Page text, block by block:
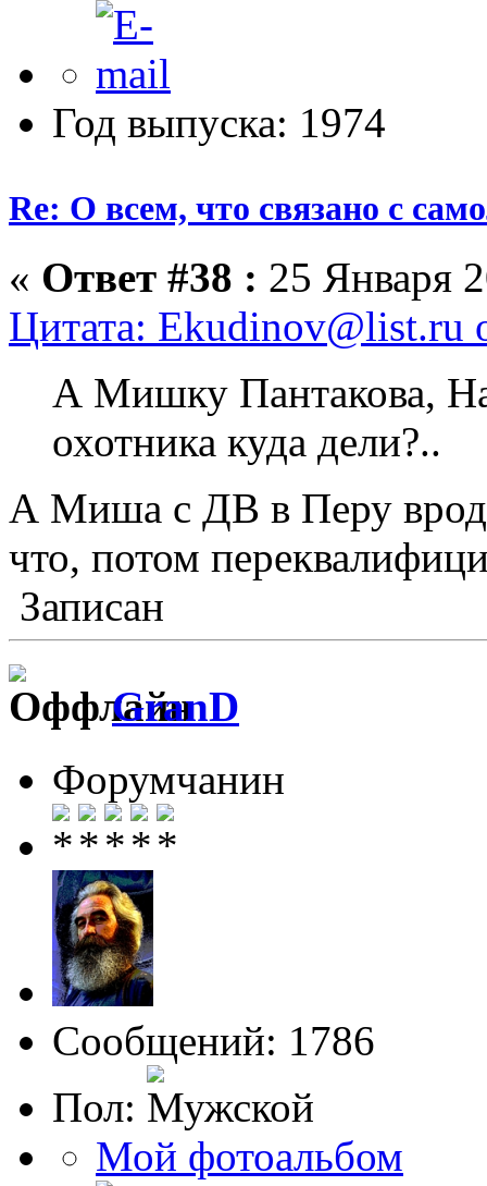
Год выпуска: 1974
Re: О всем, что связано с
« Ответ #38 : 25 Января
Цитата: Ekudinov@list.ru
А Мишку Пантакова,
охотника куда дели?..
А Миша с ДВ в Перу
что, потом
Записан
GranD
Форумчанин
Сообщений: 1786
Пол:
Мой фотоальбом